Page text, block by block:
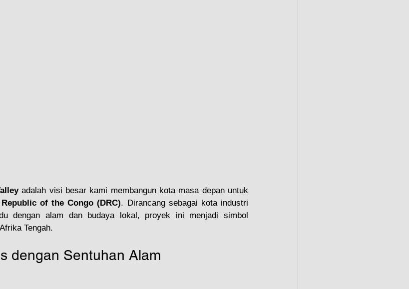
adalah visi besar kami membangun kota masa depan untuk
of the Congo (DRC). Dirancang sebagai kota industri
dengan alam dan budaya lokal, proyek ini menjadi simbol
Tengah.
dengan Sentuhan Alam